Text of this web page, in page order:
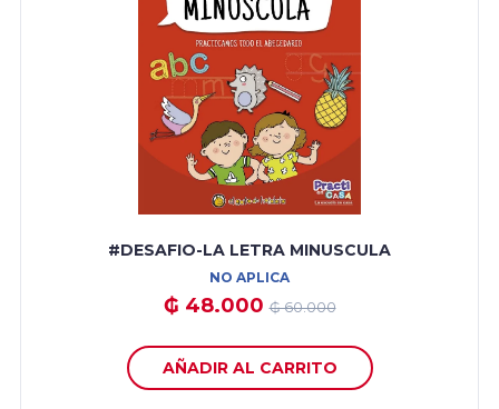
#DESAFIO-LA LETRA MINUSCULA
NO APLICA
₲ 48.000₲ 60.000
AÑADIR AL CARRITO